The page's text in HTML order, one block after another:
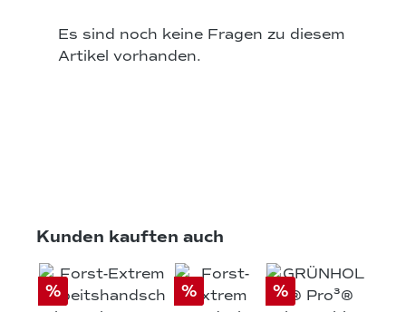
Es sind noch keine Fragen zu diesem
Artikel vorhanden.
Produktgalerie überspringen
Kunden kauften auch
%
%
%